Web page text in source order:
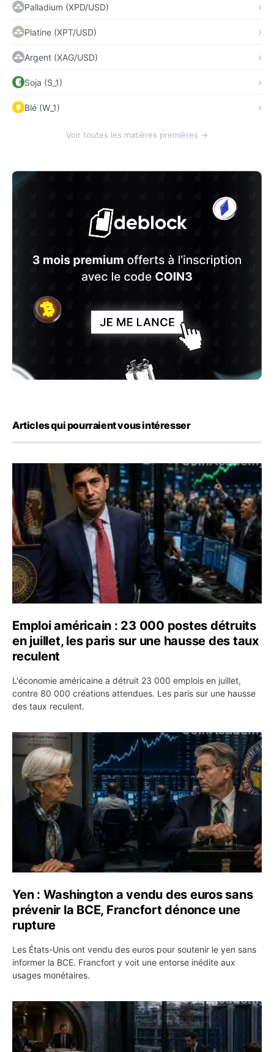
Palladium (XPD/USD)
Platine (XPT/USD)
Argent (XAG/USD)
Soja (S_1)
Blé (W_1)
Voir toutes les matières premières →
Articles qui pourraient vous intéresser
Emploi américain : 23 000 postes détruits en juillet, les
Emploi américain : 23 000 postes détruits
en juillet, les paris sur une hausse des taux
reculent
L'économie américaine a détruit 23 000 emplois en juillet,
contre 80 000 créations attendues. Les paris sur une hausse
des taux reculent.
Yen : Washington a vendu des euros sans prévenir la
Yen : Washington a vendu des euros sans
prévenir la BCE, Francfort dénonce une
rupture
Les États-Unis ont vendu des euros pour soutenir le yen sans
informer la BCE. Francfort y voit une entorse inédite aux
usages monétaires.
Jane Street négocie le transfert de 11 milliards de